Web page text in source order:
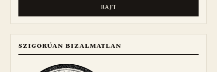
SZIGORÚAN BIZALMATLAN